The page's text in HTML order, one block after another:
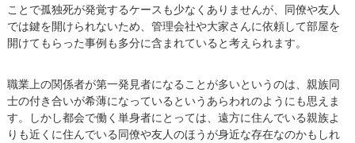
ことで孤独死が発覚するケースも少なくありませんが、同僚や友人
では鍵を開けられないため、管理会社や大家さんに依頼して部屋を
開けてもらった事例も多分に含まれていると考えられます。
職業上の関係者が第一発見者になることが多いというのは、親族同
士の付き合いが希薄になっているというあらわれのようにも思えま
す。しかし都会で働く単身者にとっては、遠方に住んでいる親族よ
りも近くに住んでいる同僚や友人のほうが身近な存在なのかもしれ